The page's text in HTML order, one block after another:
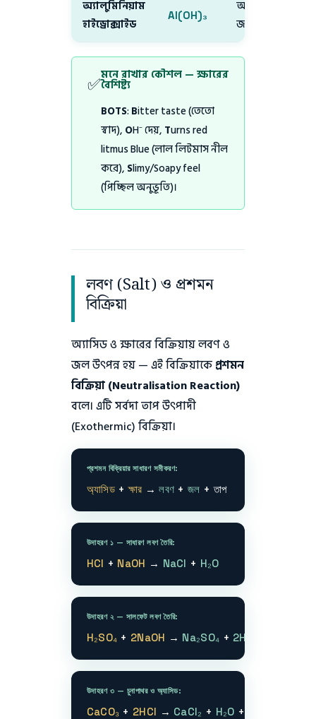
অ্যালুমিনিয়াম
হাইড্রোক্সাইড
Al(OH)₃
অ্যান্টাসিড,
জলশোধন
✅মনে রাখার কৌশল — ক্ষারের
বৈশিষ্ট্য
BOTS: Bitter taste (তেতো
স্বাদ), OH⁻ দেয়, Turns red
litmus Blue (লাল লিটমাস নীল
করে), Slimy/Soapy feel
(পিচ্ছিল অনুভূতি)।
লবণ (Salt) ও প্রশমন
বিক্রিয়া
অ্যাসিড ও ক্ষারের বিক্রিয়ায় লবণ ও
জল উৎপন্ন হয় — এই বিক্রিয়াকেপ্রশমন
বিক্রিয়া (Neutralisation Reaction)
বলে। এটি সর্বদা তাপ উৎপাদী
(Exothermic) বিক্রিয়া।
প্রশমন বিক্রিয়ার সাধারণ সমীকরণ:
অ্যাসিড+ক্ষার →লবণ +জল + তাপ
উদাহরণ ১ — সাধারণ লবণ তৈরি:
HCl + NaOH → NaCl + H₂O
উদাহরণ ২ — সালফেট লবণ তৈরি:
H₂SO₄ + 2NaOH → Na₂SO₄ + 2H₂O
উদাহরণ ৩ — চুনাপাথর ও অ্যাসিড:
CaCO₃ + 2HCl → CaCl₂ + H₂O + CO₂ ↑